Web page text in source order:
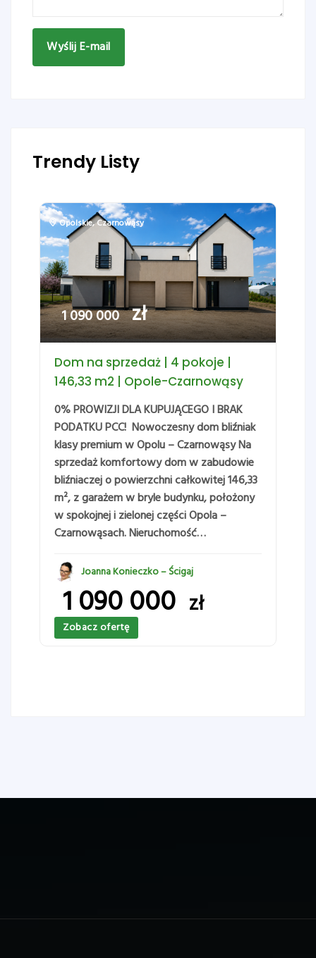
Wyślij E-mail
Trendy Listy
Opolskie,Czarnowąsy
1 090 000 zł
Dom na sprzedaż | 4 pokoje |
146,33 m2 | Opole-Czarnowąsy
0% PROWIZJI DLA KUPUJĄCEGO I BRAK
PODATKU PCC! Nowoczesny dom bliźniak
klasy premium w Opolu – Czarnowąsy Na
sprzedaż komfortowy dom w zabudowie
bliźniaczej o powierzchni całkowitej 146,33
m², z garażem w bryle budynku, położony
w spokojnej i zielonej części Opola –
Czarnowąsach. Nieruchomość…
Joanna Konieczko – Ścigaj
1 090 000 zł
Zobacz ofertę